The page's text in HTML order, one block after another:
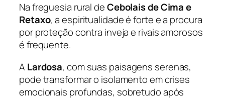
Na freguesia rural deCebolais de Cima e
Retaxo, a espiritualidade é forte e a procura
por proteção contra inveja e rivais amorosos
é frequente.
A Lardosa, com suas paisagens serenas,
pode transformar o isolamento em crises
emocionais profundas, sobretudo após